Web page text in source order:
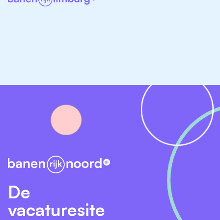
In Emmen en Coevorden zijn we voornemens te
starten met twee pilots. Hierin werken we toe naar
integrale gebiedsteams, waarin we intensief
samenwerken met ketenpartners uit welzijn, Wmo-
begeleiding, verslavingszorg, andere GGZ-aanbieders
psycholoog/psychotherapeut heb je de mogelijkheid
zowel in het gebied zelf te werken als op de poli. De
bedoeling is dat er op de poli meer
richtlijnbehandelingen en groepsbehandelingen zullen
plaatsvinden. In het gebied zullen de intakes en meer
De
vacaturesite